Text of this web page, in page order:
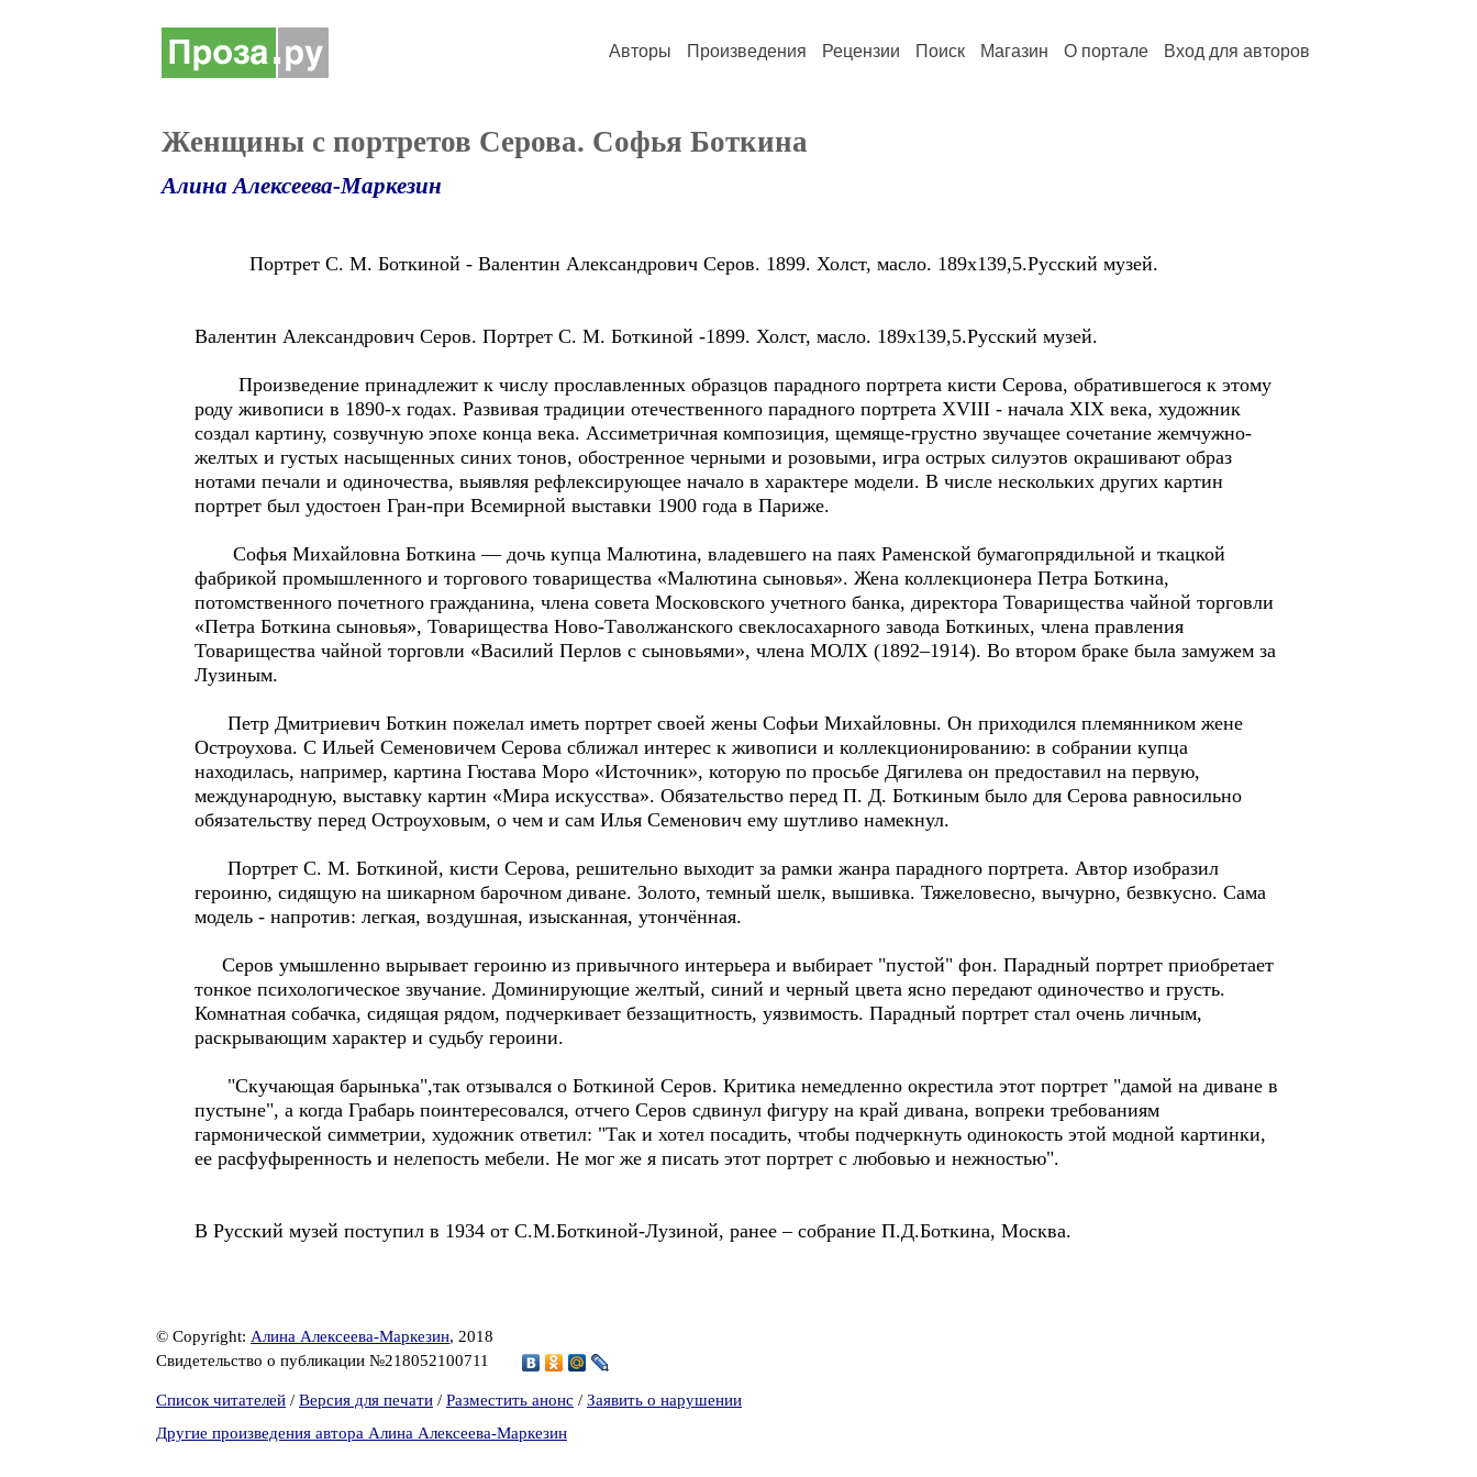
Авторы Произведения Рецензии Поиск Магазин О портале Вход для авторов
Женщины с портретов Серова. Софья Боткина
Алина Алексеева-Маркезин
Портрет С. М. Боткиной - Валентин Александрович Серов. 1899. Холст, масло. 189х139,5.Русский музей.
Валентин Александрович Серов. Портрет С. М. Боткиной -1899. Холст, масло. 189х139,5.Русский музей.
Произведение принадлежит к числу прославленных образцов парадного портрета кисти Серова, обратившегося к этому
роду живописи в 1890-х годах. Развивая традиции отечественного парадного портрета XVIII - начала XIX века, художник
создал картину, созвучную эпохе конца века. Ассиметричная композиция, щемяще-грустно звучащее сочетание жемчужно-
желтых и густых насыщенных синих тонов, обостренное черными и розовыми, игра острых силуэтов окрашивают образ
нотами печали и одиночества, выявляя рефлексирующее начало в характере модели. В числе нескольких других картин
портрет был удостоен Гран-при Всемирной выставки 1900 года в Париже.
Софья Михайловна Боткина — дочь купца Малютина, владевшего на паях Раменской бумагопрядильной и ткацкой
фабрикой промышленного и торгового товарищества «Малютина сыновья». Жена коллекционера Петра Боткина,
потомственного почетного гражданина, члена совета Московского учетного банка, директора Товарищества чайной торговли
«Петра Боткина сыновья», Товарищества Ново-Таволжанского свеклосахарного завода Боткиных, члена правления
Товарищества чайной торговли «Василий Перлов с сыновьями», члена МОЛХ (1892–1914). Во втором браке была замужем за
Лузиным.
Петр Дмитриевич Боткин пожелал иметь портрет своей жены Софьи Михайловны. Он приходился племянником жене
Остроухова. С Ильей Семеновичем Серова сближал интерес к живописи и коллекционированию: в собрании купца
находилась, например, картина Гюстава Моро «Источник», которую по просьбе Дягилева он предоставил на первую,
международную, выставку картин «Мира искусства». Обязательство перед П. Д. Боткиным было для Серова равносильно
обязательству перед Остроуховым, о чем и сам Илья Семенович ему шутливо намекнул.
Портрет С. М. Боткиной, кисти Серова, решительно выходит за рамки жанра парадного портрета. Автор изобразил
героиню, сидящую на шикарном барочном диване. Золото, темный шелк, вышивка. Тяжеловесно, вычурно, безвкусно. Сама
модель - напротив: легкая, воздушная, изысканная, утончённая.
Серов умышленно вырывает героиню из привычного интерьера и выбирает "пустой" фон. Парадный портрет приобретает
тонкое психологическое звучание. Доминирующие желтый, синий и черный цвета ясно передают одиночество и грусть.
Комнатная собачка, сидящая рядом, подчеркивает беззащитность, уязвимость. Парадный портрет стал очень личным,
раскрывающим характер и судьбу героини.
"Скучающая барынька",так отзывался о Боткиной Серов. Критика немедленно окрестила этот портрет "дамой на диване в
пустыне", а когда Грабарь поинтересовался, отчего Серов сдвинул фигуру на край дивана, вопреки требованиям
гармонической симметрии, художник ответил: "Так и хотел посадить, чтобы подчеркнуть одинокость этой модной картинки,
ее расфуфыренность и нелепость мебели. Не мог же я писать этот портрет с любовью и нежностью".
В Русский музей поступил в 1934 от С.М.Боткиной-Лузиной, ранее – собрание П.Д.Боткина, Москва.
© Copyright: Алина Алексеева-Маркезин, 2018
Свидетельство о публикации №218052100711
Список читателей / Версия для печати / Разместить анонс / Заявить о нарушении
Другие произведения автора Алина Алексеева-Маркезин